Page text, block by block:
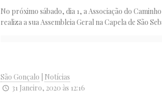
No próximo sábado, dia 1, a Associação do
realiza a sua Assembleia Geral na Capela de São
São Gonçalo
Notícias
31 Janeiro, 2020 às 12:16